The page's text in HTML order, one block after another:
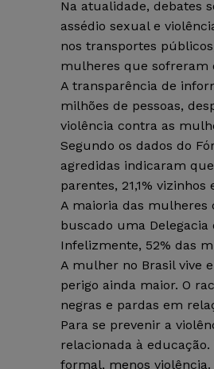
Na atualidade, debates
assédio sexual e
nos transportes
mulheres que sofreram
A transparência de
milhões de pessoas,
violência contra as
Segundo os dados do
agredidas indicaram
parentes, 21,1%
A maioria das mulheres
buscado uma
Infelizmente, 52% das
A mulher no Brasil vive
perigo ainda maior. O
negras e pardas em
Para se prevenir a
relacionada à
formal, menos